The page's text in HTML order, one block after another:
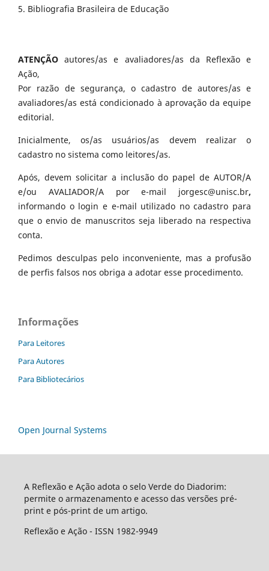
5. Bibliografia Brasileira de Educação
ATENÇÃO autores/as e avaliadores/as da Reflexão e
Ação,
Por razão de segurança, o cadastro de autores/as e
avaliadores/as está condicionado à aprovação da equipe
editorial.
Inicialmente, os/as usuários/as devem realizar o
cadastro no sistema como leitores/as.
Após, devem solicitar a inclusão do papel de AUTOR/A
e/ou AVALIADOR/A por e-mail jorgesc@unisc.br,
informando o login e e-mail utilizado no cadastro para
que o envio de manuscritos seja liberado na respectiva
conta.
Pedimos desculpas pelo inconveniente, mas a profusão
de perfis falsos nos obriga a adotar esse procedimento.
Informações
Para Leitores
Para Autores
Para Bibliotecários
Open Journal Systems
A Reflexão e Ação adota o selo Verde do Diadorim:
permite o armazenamento e acesso das versões pré-
print e pós-print de um artigo.
Reflexão e Ação - ISSN 1982-9949